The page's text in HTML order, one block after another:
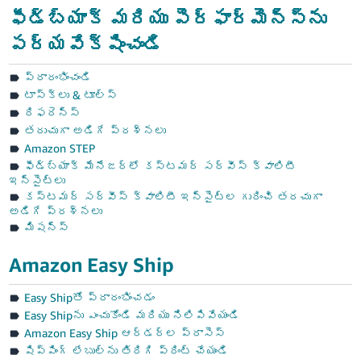
ఫీడ్‌బ్యాక్‌ మరియు పెర్‌ఫార్మెన్స్‌ను
పర్యవేక్షించండి
ప్రారంభించండి
టాస్క్‌లు & టూల్స్
రిఫరెన్స్
తరుచుగా అడిగే ప్రశ్నలు
Amazon STEP
ఫీడ్‌బ్యాక్ మేనేజర్‌లో కస్టమర్ సర్వీస్ క్వాలిటీ
ఇన్‌సైట్‌లు
కస్టమర్ సర్వీస్ క్వాలిటీ ఇన్‌సైట్‌ల గురించి తరచుగా
అడిగే ప్రశ్నలు
మిషన్స్
Amazon Easy Ship
Easy Shipతో ప్రారంభించడం
Easy Shipను ఎంచుకోండి మరియు నిలిపివేయండి
Amazon Easy Ship ఆర్డర్‌ల ప్రాసెస్
షిప్పింగ్ లేబుల్‌ను తిరిగి ప్రింట్ చేయండి